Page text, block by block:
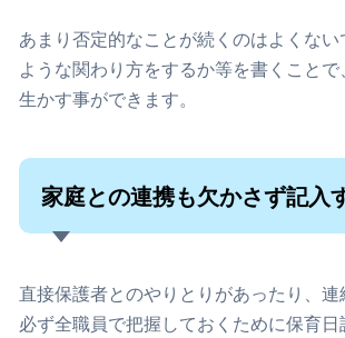
あまり否定的なことが続くのはよくな
ような関わり方をするか等を書くこと
生かす事ができます。
家庭との連携も欠かさず記入
直接保護者とのやりとりがあったり、
必ず全職員で把握しておくために保育日